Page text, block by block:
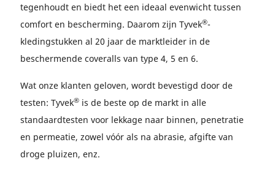
tegenhoudt en biedt het een ideaal evenwicht tussen
comfort en bescherming. Daarom zijn Tyvek®-
kledingstukken al 20 jaar de marktleider in de
beschermende coveralls van type 4, 5 en 6.
Wat onze klanten geloven, wordt bevestigd door de
testen: Tyvek® is de beste op de markt in alle
standaardtesten voor lekkage naar binnen, penetratie
en permeatie, zowel vóór als na abrasie, afgifte van
droge pluizen, enz.